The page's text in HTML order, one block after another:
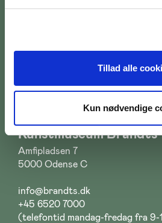
Tillad alle
Kun nødvendige
Fredag:
10:00 - 17:00
10:00 - 18:00
Kunstmuseum Brandts
Amfipladsen 7
5000 Odense C
info@brandts.dk
+45 6520 7000
(telefontid mandag-fredag fra 9-